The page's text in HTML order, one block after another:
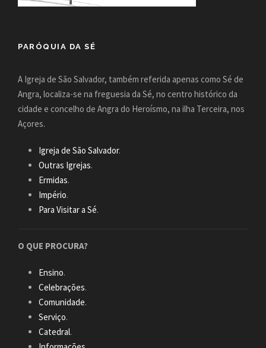
PARÓQUIA DA SÉ
A Igreja de São Salvador, também referida apenas como Sé de
Angra, localiza-se na freguesia da Sé, no centro histórico da
cidade e concelho de Angra do Heroísmo, na ilha Terceira, nos
Açores.
Igreja de São Salvador.
Outras Igrejas.
Ermidas.
Império.
Para Visitar a Sé.
O QUE PROCURA?
Ensino.
Celebrações.
Comunidade.
Serviço.
Catedral.